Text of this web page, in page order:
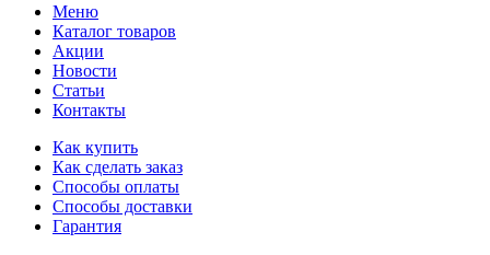
Меню
Каталог товаров
Акции
Новости
Статьи
Контакты
Как купить
Как сделать заказ
Способы оплаты
Способы доставки
Гарантия